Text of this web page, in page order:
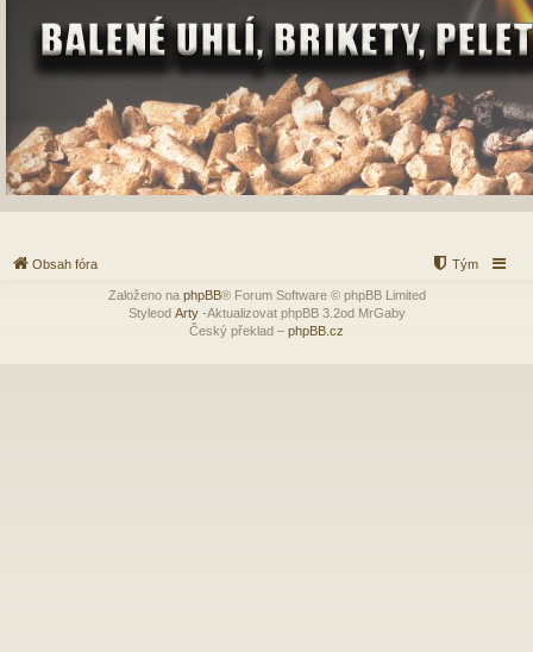
Obsah fóra Tým
Založeno na phpBB® Forum Software © phpBB Limited
Styleod Arty-Aktualizovat phpBB 3.2od MrGaby
Český překlad – phpBB.cz